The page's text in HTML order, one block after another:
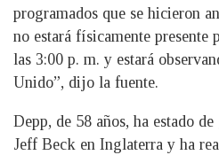
programados que se hicieron
no estará físicamente presente
las 3:00 p. m. y estará
Unido”, dijo la fuente.
Depp, de 58 años, ha estado
Jeff Beck en Inglaterra y ha